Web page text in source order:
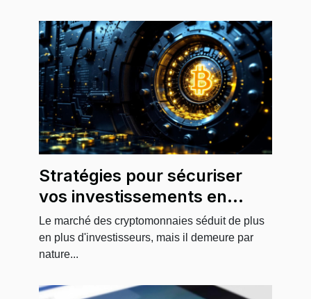
Stratégies pour sécuriser
vos investissements en
cryptomonnaies
Le marché des cryptomonnaies séduit de plus
en plus d'investisseurs, mais il demeure par
nature...